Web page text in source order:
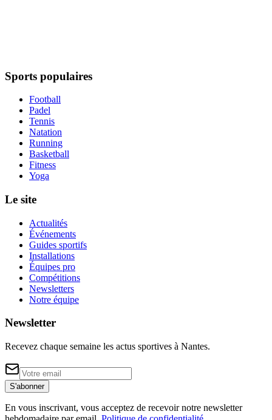
Sports populaires
Football
Padel
Tennis
Natation
Running
Basketball
Fitness
Yoga
Le site
Actualités
Événements
Guides sportifs
Installations
Équipes pro
Compétitions
Newsletters
Notre équipe
Newsletter
Recevez chaque semaine les actus sportives à Nantes.
S'abonner
En vous inscrivant, vous acceptez de recevoir notre newsletter